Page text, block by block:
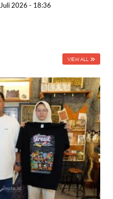
2026 - 18:36
VIEW ALL